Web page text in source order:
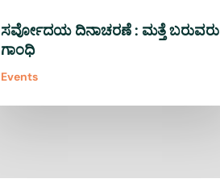
ಸರ್ವೋದಯ ದಿನಾಚರಣೆ : ಮತ್ತೆ ಬರುವರು
ಗಾಂಧಿ
Events